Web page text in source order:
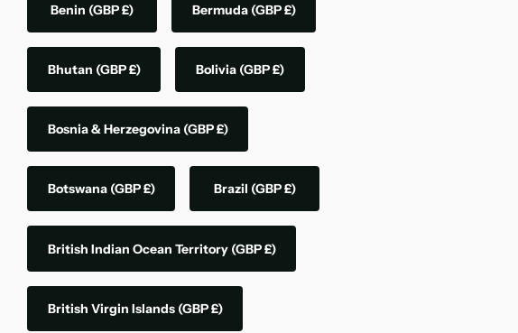
Benin (GBP £) Bermuda (GBP £)
Bhutan (GBP £) Bolivia (GBP £)
Bosnia & Herzegovina (GBP £)
Botswana (GBP £) Brazil (GBP £)
British Indian Ocean Territory (GBP £)
British Virgin Islands (GBP £)